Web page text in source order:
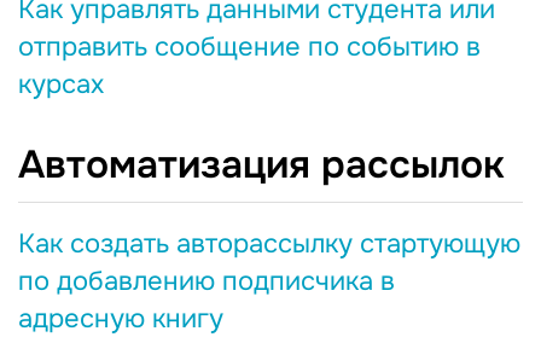
Как управлять данными студента или
отправить сообщение по событию в
курсах
Автоматизация рассылок
Как создать авторассылку стартующую
по добавлению подписчика в
адресную книгу